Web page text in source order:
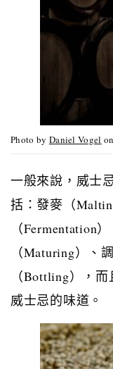
Photo by Daniel Vogel
一般來說，威士
括：發麥（
（Fermentation
（Maturing）、
（Bottling），而
威士忌的味道。